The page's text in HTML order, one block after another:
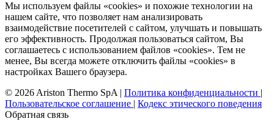
Мы используем файлы «cookies» и похожие технологии на
нашем сайте, что позволяет нам анализировать
взаимодействие посетителей с сайтом, улучшать и повышать
его эффективность. Продолжая пользоваться сайтом, Вы
соглашаетесь с использованием файлов «cookies». Тем не
менее, Вы всегда можете отключить файлы «cookies» в
настройках Вашего браузера.
© 2026 Ariston Thermo SpA | Политика конфиденциальности |
Пользовательское соглашение | Кодекс этического поведения
Обратная связь